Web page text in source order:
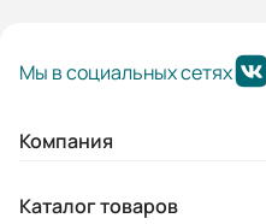
Мы в социальных сетях
Компания
Каталог товаров